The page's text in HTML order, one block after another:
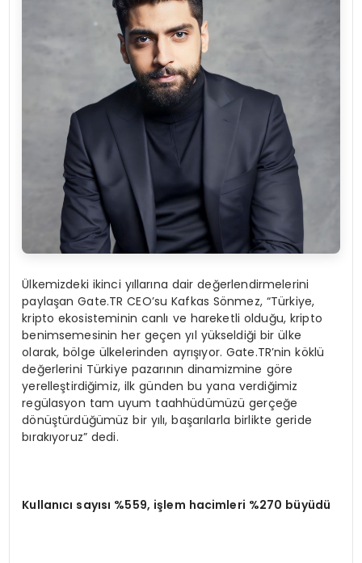
Ülkemizdeki ikinci yıllarına dair değerlendirmelerini
paylaşan Gate.TR CEO’su Kafkas Sönmez, “Türkiye,
kripto ekosisteminin canlı ve hareketli olduğu, kripto
benimsemesinin her geçen yıl yükseldiği bir ülke
olarak, bölge ülkelerinden ayrışıyor. Gate.TR’nin köklü
değerlerini Türkiye pazarının dinamizmine göre
yerelleştirdiğimiz, ilk günden bu yana verdiğimiz
regülasyon tam uyum taahhüdümüzü gerçeğe
dönüştürdüğümüz bir yılı, başarılarla birlikte geride
bırakıyoruz” dedi.
Kullanıcı sayısı %559, işlem hacimleri %270 büyüdü